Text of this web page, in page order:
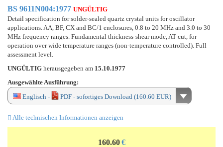
BS 9611N004:1977 UNGÜLTIG
Detail specification for solder-sealed quartz crystal units for oscillator
applications. AA, BF, CX and BC/1 enclosures, 0.8 to 20 MHz and 3.0 to 30
MHz frequency ranges. Fundamental thickness-shear mode, AT-cut, for
operation over wide temperature ranges (non-temperature controlled). Full
assessment level.
UNGÜLTIG herausgegeben am 15.10.1977
Ausgewählte Ausführung:
Englisch -
PDF - sofortiges Download (160.60 EUR)
Alle technischen Informationen anzeigen
160.60 €